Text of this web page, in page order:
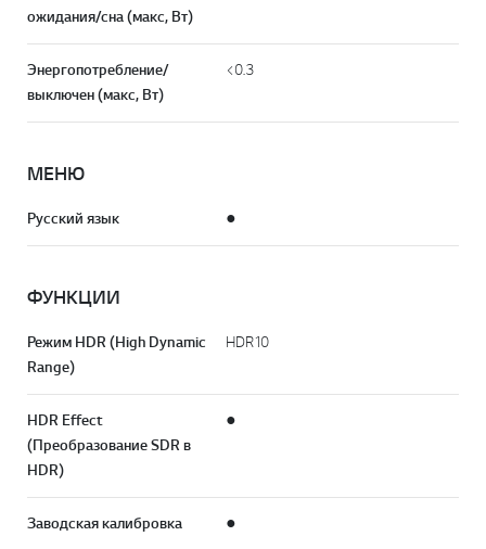
ожидания/сна (макс, Вт)
Энергопотребление/
выключен (макс, Вт)
<0.3
МЕНЮ
Русский язык ●
ФУНКЦИИ
Режим HDR (High Dynamic
Range)
HDR10
HDR Effect
(Преобразование SDR в
HDR)
●
Заводская калибровка ●